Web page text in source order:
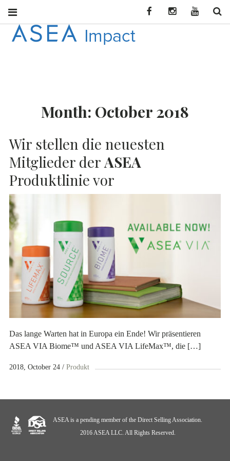
DEU
Month: October 2018
Wir stellen die neuesten
Mitglieder derASEA
Produktlinie vor
Das lange Warten hat in Europa ein Ende! Wir präsentieren
ASEA VIA Biome™ und ASEA VIA LifeMax™, die […]
2018, October 24 Produkt
ASEA is a pending member of the Direct Selling Association.
2016 ASEA LLC. All Rights Reserved.
Facebook Instagram YouTube